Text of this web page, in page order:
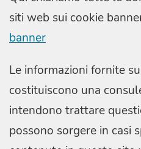
siti web sui cookie
banner
Le informazioni fornite
costituiscono una
intendono trattare
possono sorgere in casi